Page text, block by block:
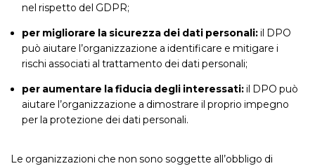
nel rispetto del GDPR;
per migliorare la sicurezza dei dati personali:il DPO
può aiutare l’organizzazione a identificare e mitigare i
rischi associati al trattamento dei dati personali;
per aumentare la fiducia degli interessati:il DPO può
aiutare l’organizzazione a dimostrare il proprio impegno
per la protezione dei dati personali.
Le organizzazioni che non sono soggette all’obbligo di